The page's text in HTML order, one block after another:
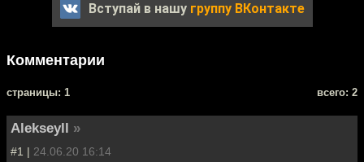
Вступай в нашу группу ВКонтакте
Комментарии
cтраницы: 1 всего: 2
Alekseyll »
#1 | 24.06.20 16:14